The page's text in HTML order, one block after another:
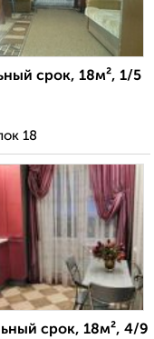
срок, 18м², 1/5
18
срок, 18м², 4/9